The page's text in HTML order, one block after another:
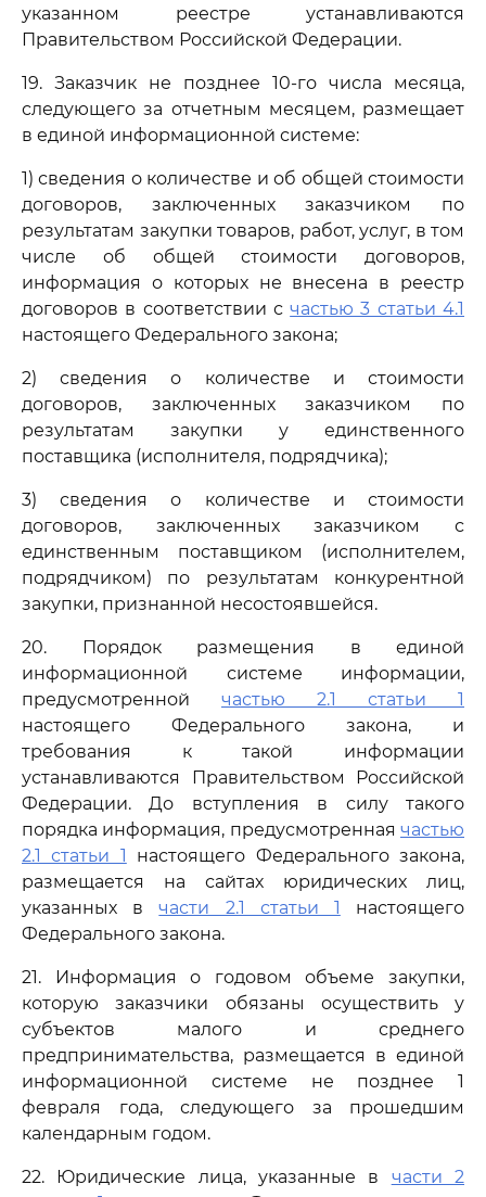
указанном реестре устанавливаются
Правительством Российской Федерации.
19. Заказчик не позднее 10-го числа месяца,
следующего за отчетным месяцем, размещает
в единой информационной системе:
1) сведения о количестве и об общей стоимости
договоров, заключенных заказчиком по
результатам закупки товаров, работ, услуг, в том
числе об общей стоимости договоров,
информация о которых не внесена в реестр
договоров в соответствии счастью 3 статьи 4.1
настоящего Федерального закона;
2) сведения о количестве и стоимости
договоров, заключенных заказчиком по
результатам закупки у единственного
поставщика (исполнителя, подрядчика);
3) сведения о количестве и стоимости
договоров, заключенных заказчиком с
единственным поставщиком (исполнителем,
подрядчиком) по результатам конкурентной
закупки, признанной несостоявшейся.
20. Порядок размещения в единой
информационной системе информации,
предусмотренной частью 2.1 статьи 1
настоящего Федерального закона, и
требования к такой информации
устанавливаются Правительством Российской
Федерации. До вступления в силу такого
порядка информация, предусмотренная частью
2.1 статьи 1 настоящего Федерального закона,
размещается на сайтах юридических лиц,
указанных вчасти 2.1 статьи 1 настоящего
Федерального закона.
21. Информация о годовом объеме закупки,
которую заказчики обязаны осуществить у
субъектов малого и среднего
предпринимательства, размещается в единой
информационной системе не позднее 1
февраля года, следующего за прошедшим
календарным годом.
22. Юридические лица, указанные в части 2